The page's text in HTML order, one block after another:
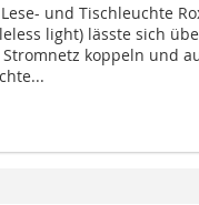
und Tischleuchte
light) lässte sich
Stromnetz koppeln und